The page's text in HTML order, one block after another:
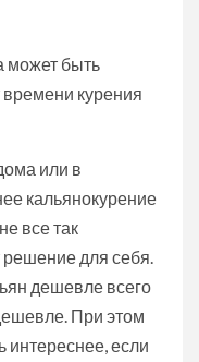
может быть
курения
или в
кальянокурение
все так
для себя.
дешевле всего
При этом
интереснее, если